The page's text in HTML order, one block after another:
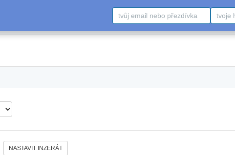
NASTAVIT INZERÁT